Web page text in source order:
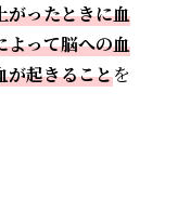
がったときに血
よって脳への血
が起きることを